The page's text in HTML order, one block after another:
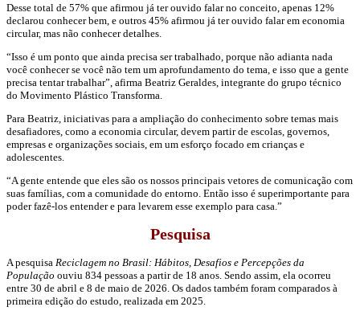
Desse total de 57% que afirmou já ter ouvido falar no conceito, apenas 12%
declarou conhecer bem, e outros 45% afirmou já ter ouvido falar em economia
circular, mas não conhecer detalhes.
“Isso é um ponto que ainda precisa ser trabalhado, porque não adianta nada
você conhecer se você não tem um aprofundamento do tema, e isso que a gente
precisa tentar trabalhar”, afirma Beatriz Geraldes, integrante do grupo técnico
do Movimento Plástico Transforma.
Para Beatriz, iniciativas para a ampliação do conhecimento sobre temas mais
desafiadores, como a economia circular, devem partir de escolas, governos,
empresas e organizações sociais, em um esforço focado em crianças e
adolescentes.
“A gente entende que eles são os nossos principais vetores de comunicação com
suas famílias, com a comunidade do entorno. Então isso é superimportante para
poder fazê-los entender e para levarem esse exemplo para casa.”
Pesquisa
A pesquisa Reciclagem no Brasil: Hábitos, Desafios e Percepções da
População ouviu 834 pessoas a partir de 18 anos. Sendo assim, ela ocorreu
entre 30 de abril e 8 de maio de 2026. Os dados também foram comparados à
primeira edição do estudo, realizada em 2025.